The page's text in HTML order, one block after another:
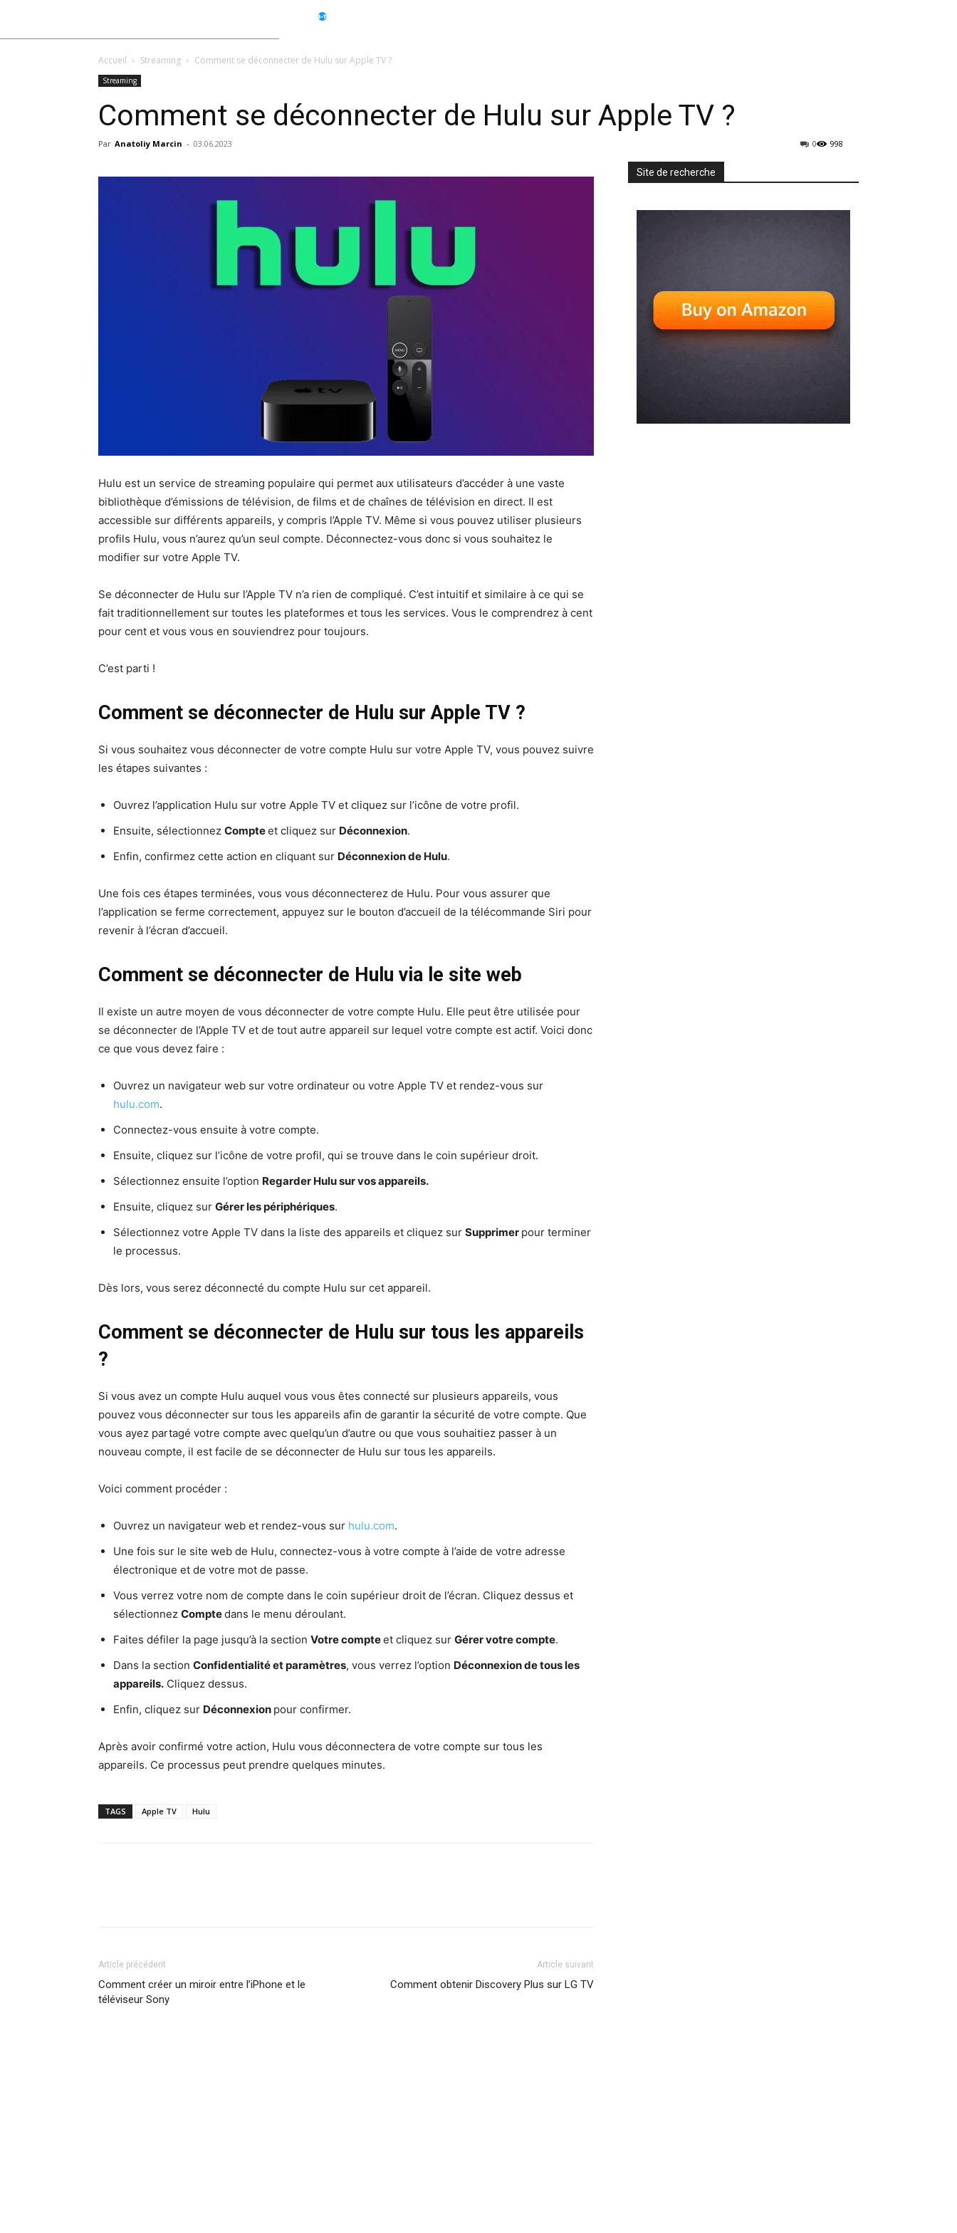
Accueil Streaming Comment se déconnecter de Hulu sur Apple TV ?
Streaming
Comment se déconnecter de Hulu sur Apple TV ?
Par Anatoliy Marcin - 03.06.2023 998
0
Hulu est un service de streaming populaire qui permet aux utilisateurs d’accéder à une vaste
bibliothèque d’émissions de télévision, de films et de chaînes de télévision en direct. Il est
accessible sur différents appareils, y compris l’Apple TV. Même si vous pouvez utiliser plusieurs
profils Hulu, vous n’aurez qu’un seul compte. Déconnectez-vous donc si vous souhaitez le
modifier sur votre Apple TV.
Se déconnecter de Hulu sur l’Apple TV n’a rien de compliqué. C’est intuitif et similaire à ce qui se
fait traditionnellement sur toutes les plateformes et tous les services. Vous le comprendrez à cent
pour cent et vous vous en souviendrez pour toujours.
C’est parti !
Comment se déconnecter de Hulu sur Apple TV ?
Si vous souhaitez vous déconnecter de votre compte Hulu sur votre Apple TV, vous pouvez suivre
les étapes suivantes :
Ouvrez l’application Hulu sur votre Apple TV et cliquez sur l’icône de votre profil.
Ensuite, sélectionnez Compteet cliquez sur Déconnexion.
Enfin, confirmez cette action en cliquant sur Déconnexion de Hulu.
Une fois ces étapes terminées, vous vous déconnecterez de Hulu. Pour vous assurer que
l’application se ferme correctement, appuyez sur le bouton d’accueil de la télécommande Siri pour
revenir à l’écran d’accueil.
Comment se déconnecter de Hulu via le site web
Il existe un autre moyen de vous déconnecter de votre compte Hulu. Elle peut être utilisée pour
se déconnecter de l’Apple TV et de tout autre appareil sur lequel votre compte est actif. Voici donc
ce que vous devez faire :
Ouvrez un navigateur web sur votre ordinateur ou votre Apple TV et rendez-vous sur
hulu.com.
Connectez-vous ensuite à votre compte.
Ensuite, cliquez sur l’icône de votre profil, qui se trouve dans le coin supérieur droit.
Sélectionnez ensuite l’option Regarder Hulu sur vos appareils.
Ensuite, cliquez sur Gérer les périphériques.
Sélectionnez votre Apple TV dans la liste des appareils et cliquez sur Supprimer pour terminer
le processus.
Dès lors, vous serez déconnecté du compte Hulu sur cet appareil.
Comment se déconnecter de Hulu sur tous les appareils
?
Si vous avez un compte Hulu auquel vous vous êtes connecté sur plusieurs appareils, vous
pouvez vous déconnecter sur tous les appareils afin de garantir la sécurité de votre compte. Que
vous ayez partagé votre compte avec quelqu’un d’autre ou que vous souhaitiez passer à un
nouveau compte, il est facile de se déconnecter de Hulu sur tous les appareils.
Voici comment procéder :
Ouvrez un navigateur web et rendez-vous sur hulu.com.
Une fois sur le site web de Hulu, connectez-vous à votre compte à l’aide de votre adresse
électronique et de votre mot de passe.
Vous verrez votre nom de compte dans le coin supérieur droit de l’écran. Cliquez dessus et
sélectionnez Comptedans le menu déroulant.
Faites défiler la page jusqu’à la section Votre compteet cliquez sur Gérer votre compte.
Dans la section Confidentialité et paramètres, vous verrez l’option Déconnexion de tous les
appareils. Cliquez dessus.
Enfin, cliquez sur Déconnexion pour confirmer.
Après avoir confirmé votre action, Hulu vous déconnectera de votre compte sur tous les
appareils. Ce processus peut prendre quelques minutes.
TAGS Apple TV Hulu
Article précédent
Comment créer un miroir entre l’iPhone et le
téléviseur Sony
Article suivant
Comment obtenir Discovery Plus sur LG TV
Site de recherche